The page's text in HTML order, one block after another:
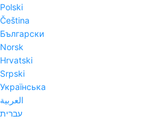
Polski
Čeština
Български
Norsk
Hrvatski
Srpski
Українська
العربية
עברית